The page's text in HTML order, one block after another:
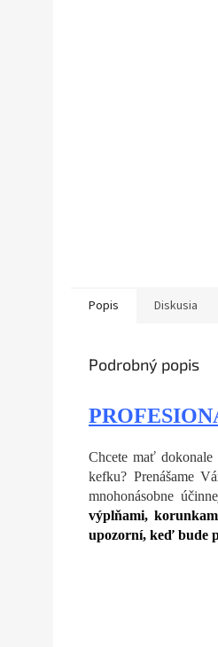
Popis Diskusia
Podrobný popis
Chcete mať
kefku? Prenášame
mnohonásobne
výplňami,
upozorní, keď bude